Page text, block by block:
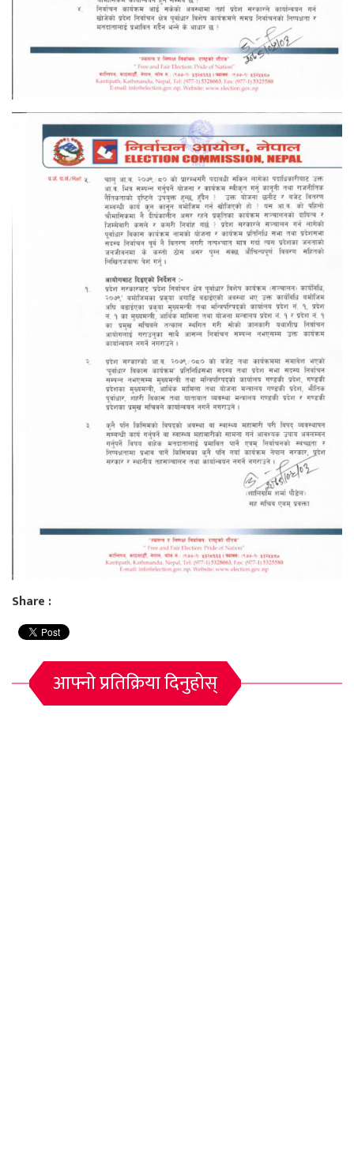
Share :
आफ्नो प्रतिक्रिया दिनुहोस्